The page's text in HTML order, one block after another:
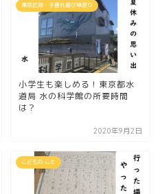
東京近郊・子連れ遊び場巡り
小学生も楽しめる！東京都水
道局 水の科学館の所要時間
は？
2020年9月2日
こどもの こと